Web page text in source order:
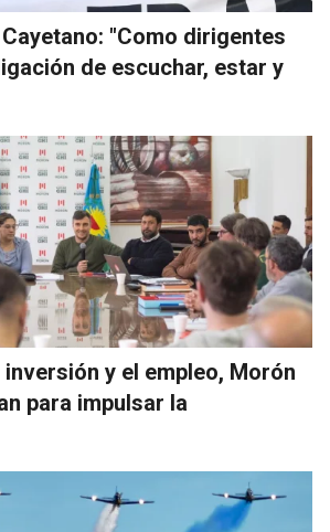
"Como dirigentes
de escuchar, estar y
y el empleo, Morón
para impulsar la